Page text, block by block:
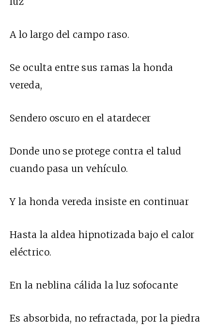
A lo largo del campo raso.
Se oculta entre sus ramas la honda
vereda,
Sendero oscuro en el atardecer
Donde uno se protege contra el talud
cuando pasa un vehículo.
Y la honda vereda insiste en continuar
Hasta la aldea hipnotizada bajo el calor
eléctrico.
En la neblina cálida la luz sofocante
Es absorbida, no refractada, por la piedra